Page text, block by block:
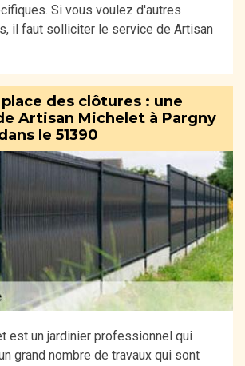
Si vous voulez d'autres
il faut solliciter le service de Artisan
des clôtures : une
Artisan Michelet à Pargny
le 51390
est un jardinier professionnel qui
grand nombre de travaux qui sont